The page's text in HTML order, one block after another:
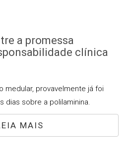
a promessa
clínica
medular, provavelmente já foi
dias sobre a polilaminina.
MAIS